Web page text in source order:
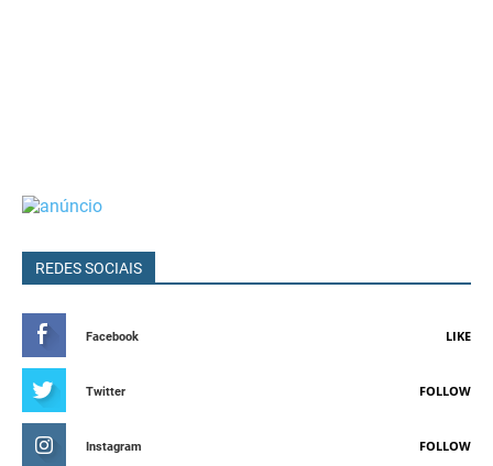
REDES SOCIAIS
Facebook LIKE
Twitter FOLLOW
Instagram FOLLOW